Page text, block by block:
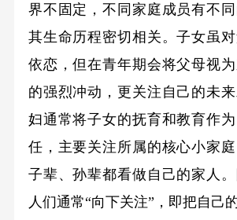
界不固定，不同家庭成员有不
其生命历程密切相关。子女虽
依恋，但在青年期会将父母视
的强烈冲动，更关注自己的未
妇通常将子女的抚育和教育作
任，主要关注所属的核心小家
子辈、孙辈都看做自己的家人。
人们通常“向下关注”，即把自己